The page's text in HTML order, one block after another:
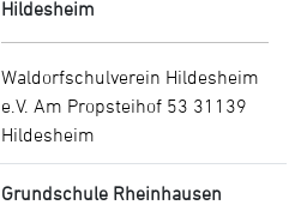
Hildesheim
Waldorfschulverein Hildesheim
e.V. Am Propsteihof 53 31139
Hildesheim
Grundschule Rheinhausen